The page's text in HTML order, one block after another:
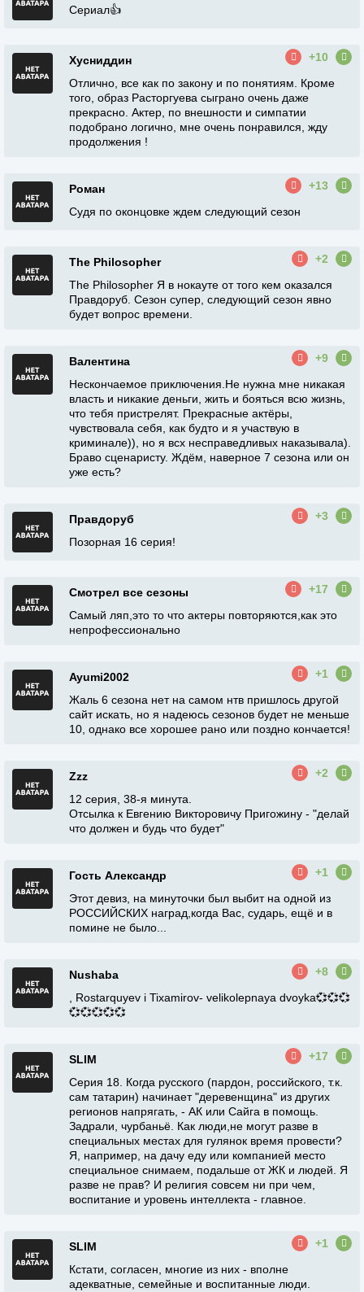
Сериал👍
Хусниддин
+10
Отлично, все как по закону и по понятиям. Кроме
того, образ Расторгуева сыграно очень даже
прекрасно. Актер, по внешности и симпатии
подобрано логично, мне очень понравился, жду
продолжения !
Роман
+13
Судя по оконцовке ждем следующий сезон
The Philosopher
+2
The Philosopher Я в нокауте от того кем оказался
Правдоруб. Сезон супер, следующий сезон явно
будет вопрос времени.
Валентина
+9
Нескончаемое приключения.Не нужна мне никакая
власть и никакие деньги, жить и бояться всю жизнь,
что тебя пристрелят. Прекрасные актёры,
чувствовала себя, как будто и я участвую в
криминале)), но я всх несправедливых наказывала).
Браво сценаристу. Ждём, наверное 7 сезона или он
уже есть?
Правдоруб
+3
Позорная 16 серия!
Смотрел все сезоны
+17
Самый ляп,это то что актеры повторяются,как это
непрофессионально
Ayumi2002
+1
Жаль 6 сезона нет на самом нтв пришлось другой
сайт искать, но я надеюсь сезонов будет не меньше
10, однако все хорошее рано или поздно кончается!
Zzz
+2
12 серия, 38-я минута.
Отсылка к Евгению Викторовичу Пригожину - "делай
что должен и будь что будет"
Гость Александр
+1
Этот девиз, на минуточки был выбит на одной из
РОССИЙСКИХ наград,когда Вас, сударь, ещё и в
помине не было...
Nushaba
+8
, Rostarquyev i Tixamirov- velikolepnaya dvoyka💞💞💞
💞💞💞💞💞
SLIM
+17
Серия 18. Когда русского (пардон, российского, т.к.
сам татарин) начинает "деревенщина" из других
регионов напрягать, - АК или Сайга в помощь.
Задрали, чурбаньё. Как люди,не могут разве в
специальных местах для гулянок время провести?
Я, например, на дачу еду или компанией место
специальное снимаем, подальше от ЖК и людей. Я
разве не прав? И религия совсем ни при чем,
воспитание и уровень интеллекта - главное.
SLIM
+1
Кстати, согласен, многие из них - вполне
адекватные, семейные и воспитанные люди.